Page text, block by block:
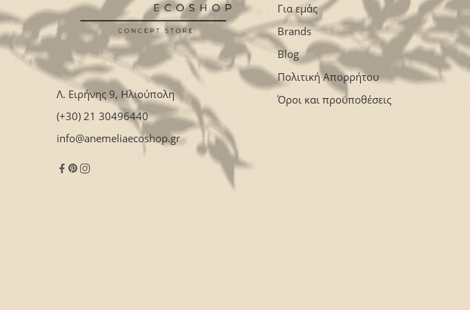
Λ. Ειρήνης 9, Ηλιούπολη
(+30) 21 30496440
info@anemeliaecoshop.gr
Για εμάς
Brands
Blog
Πολιτική Απορρήτου
Όροι και προϋποθέσεις